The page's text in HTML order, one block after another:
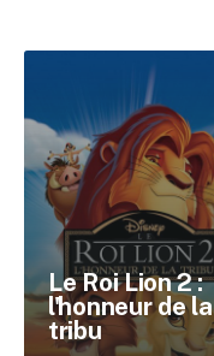
Le Roi Lion 2 :
l'honneur de la
tribu
✕